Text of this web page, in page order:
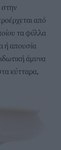
στην
από
τα φύλλα
ή απουσία
άμυνα
κύτταρα,